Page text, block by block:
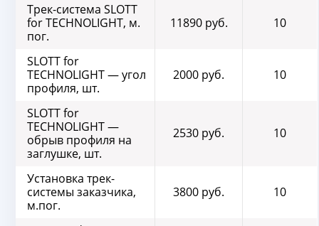
Трек-система SLOTT
for TECHNOLIGHT, м.
пог.
11890 руб. 10
SLOTT for
TECHNOLIGHT — угол
профиля, шт.
2000 руб. 10
SLOTT for
TECHNOLIGHT —
обрыв профиля на
заглушке, шт.
2530 руб. 10
Установка трек-
системы заказчика,
м.пог.
3800 руб. 10